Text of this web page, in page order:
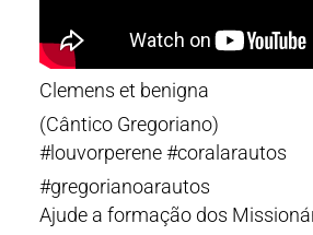
Clemens et benigna
(Cântico Gregoriano)
#louvorperene #coralarautos
#gregorianoarautos
Ajude a formação dos